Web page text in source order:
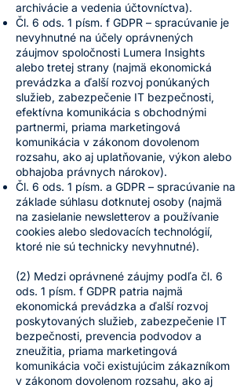
archivácie a vedenia účtovníctva).
Čl. 6 ods. 1 písm. f GDPR – spracúvanie je
nevyhnutné na účely oprávnených
záujmov spoločnosti Lumera Insights
alebo tretej strany (najmä ekonomická
prevádzka a ďalší rozvoj ponúkaných
služieb, zabezpečenie IT bezpečnosti,
efektívna komunikácia s obchodnými
partnermi, priama marketingová
komunikácia v zákonom dovolenom
rozsahu, ako aj uplatňovanie, výkon alebo
obhajoba právnych nárokov).
Čl. 6 ods. 1 písm. a GDPR – spracúvanie na
základe súhlasu dotknutej osoby (najmä
na zasielanie newsletterov a používanie
cookies alebo sledovacích technológií,
ktoré nie sú technicky nevyhnutné).
(2) Medzi oprávnené záujmy podľa čl. 6
ods. 1 písm. f GDPR patria najmä
ekonomická prevádzka a ďalší rozvoj
poskytovaných služieb, zabezpečenie IT
bezpečnosti, prevencia podvodov a
zneužitia, priama marketingová
komunikácia voči existujúcim zákazníkom
v zákonom dovolenom rozsahu, ako aj